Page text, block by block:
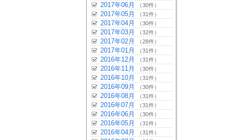
2017年06月 （30件）
2017年05月 （31件）
2017年04月 （30件）
2017年03月 （32件）
2017年02月 （28件）
2017年01月 （31件）
2016年12月 （31件）
2016年11月 （30件）
2016年10月 （31件）
2016年09月 （30件）
2016年08月 （31件）
2016年07月 （31件）
2016年06月 （30件）
2016年05月 （31件）
2016年04月 （31件）